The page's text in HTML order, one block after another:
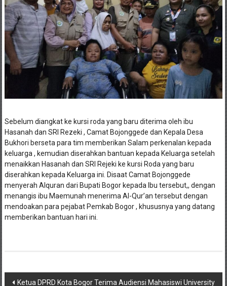
Sebelum diangkat ke kursi roda yang baru diterima oleh ibu
Hasanah dan SRI Rezeki , Camat Bojonggede dan Kepala Desa
Bukhori berseta para tim memberikan Salam perkenalan kepada
keluarga , kemudian diserahkan bantuan kepada Keluarga setelah
menaikkan Hasanah dan SRI Rejeki ke kursi Roda yang baru
diserahkan kepada Keluarga ini. Disaat Camat Bojonggede
menyerah Alquran dari Bupati Bogor kepada Ibu tersebut,, dengan
menangis ibu Maemunah menerima Al-Qur’an tersebut dengan
mendoakan para pejabat Pemkab Bogor , khususnya yang datang
memberikan bantuan hari ini.
Navigasi
Ketua DPRD Kota Bogor Terima Audiensi Mahasiswi University